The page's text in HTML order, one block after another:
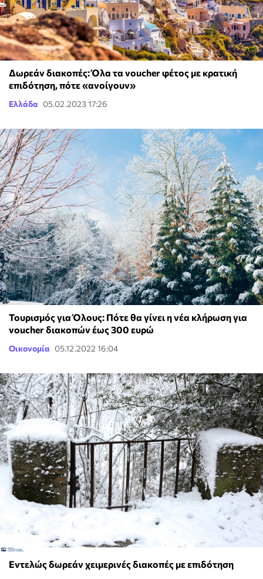
Δωρεάν διακοπές: Όλα τα voucher φέτος με κρατική
επιδότηση, πότε «ανοίγουν»
Ελλάδα 05.02.2023 17:26
Τουρισμός για Όλους: Πότε θα γίνει η νέα κλήρωση για
voucher διακοπών έως 300 ευρώ
Οικονομία 05.12.2022 16:04
Εντελώς δωρεάν χειμερινές διακοπές με επιδότηση